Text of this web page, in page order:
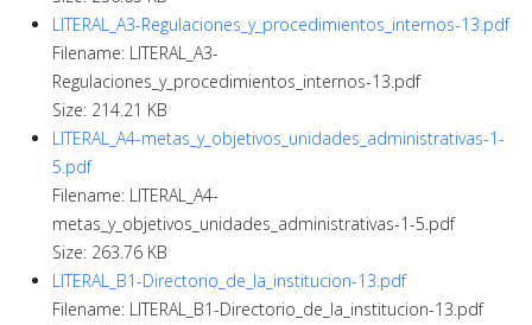
LITERAL_A3-Regulaciones_y_procedimientos_internos-13.pdf
Filename: LITERAL_A3-
Regulaciones_y_procedimientos_internos-13.pdf
Size: 214.21 KB
LITERAL_A4-metas_y_objetivos_unidades_administrativas-1-
5.pdf
Filename: LITERAL_A4-
metas_y_objetivos_unidades_administrativas-1-5.pdf
Size: 263.76 KB
LITERAL_B1-Directorio_de_la_institucion-13.pdf
Filename: LITERAL_B1-Directorio_de_la_institucion-13.pdf